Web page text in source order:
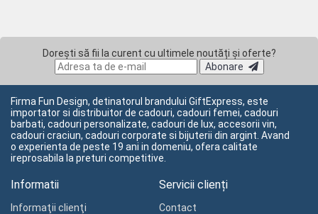
Dorești să fii la curent cu ultimele noutăți și oferte?
Abonare
Firma Fun Design, detinatorul brandului GiftExpress, este
importator si distribuitor de cadouri, cadouri femei, cadouri
barbati, cadouri personalizate, cadouri de lux, accesorii vin,
cadouri craciun, cadouri corporate si bijuterii din argint. Avand
o experienta de peste 19 ani in domeniu, ofera calitate
ireprosabila la preturi competitive.
Informatii
Informaţii clienţi
Servicii clienți
Contact